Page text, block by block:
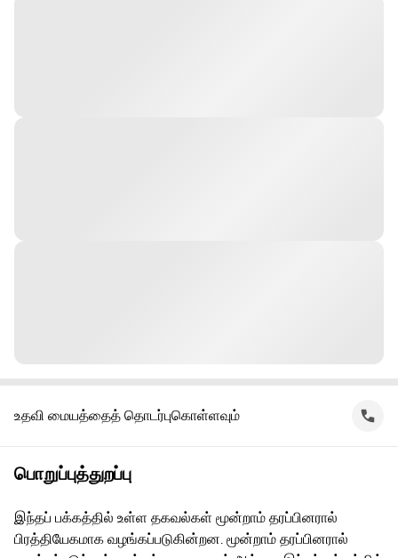
உதவி மையத்தைத் தொடர்புகொள்ளவும்
பொறுப்புத்துறப்பு
இந்தப் பக்கத்தில் உள்ள தகவல்கள் மூன்றாம் தரப்பினரால்
பிரத்தியேகமாக வழங்கப்படுகின்றன. மூன்றாம் தரப்பினரால்